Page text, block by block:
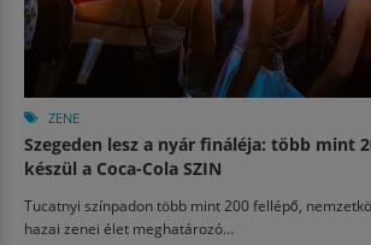
ZENE
Szegeden lesz a nyár fináléja: több mint
készül a Coca-Cola SZIN
Tucatnyi színpadon több mint 200 fellépő,
hazai zenei élet meghatározó...